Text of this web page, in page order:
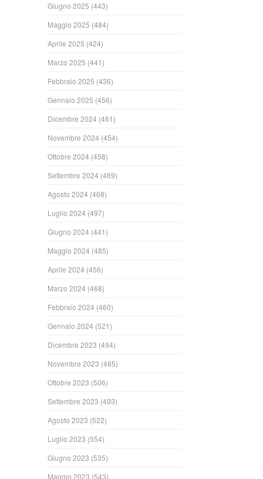
Giugno 2025 (443)
Maggio 2025 (484)
Aprile 2025 (424)
Marzo 2025 (441)
Febbraio 2025 (436)
Gennaio 2025 (456)
Dicembre 2024 (461)
Novembre 2024 (454)
Ottobre 2024 (458)
Settembre 2024 (469)
Agosto 2024 (468)
Luglio 2024 (497)
Giugno 2024 (441)
Maggio 2024 (485)
Aprile 2024 (456)
Marzo 2024 (468)
Febbraio 2024 (460)
Gennaio 2024 (521)
Dicembre 2023 (494)
Novembre 2023 (485)
Ottobre 2023 (506)
Settembre 2023 (493)
Agosto 2023 (522)
Luglio 2023 (554)
Giugno 2023 (535)
Maggio 2023 (543)